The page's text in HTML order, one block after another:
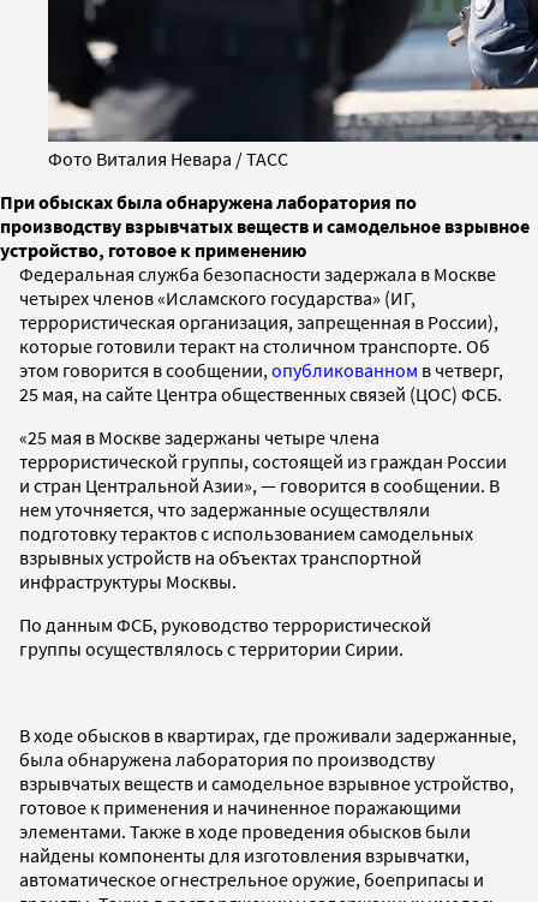
Фото Виталия Невара / ТАСС
При обысках была обнаружена лаборатория по
производству взрывчатых веществ и самодельное взрывное
устройство, готовое к применению
Федеральная служба безопасности задержала в Москве
четырех членов «Исламского государства» (ИГ,
террористическая организация, запрещенная в России),
которые готовили теракт на столичном транспорте. Об
этом говорится в сообщении, опубликованном в четверг,
25 мая, на сайте Центра общественных связей (ЦОС) ФСБ.
«25 мая в Москве задержаны четыре члена
террористической группы, состоящей из граждан России
и стран Центральной Азии», — говорится в сообщении. В
нем уточняется, что задержанные осуществляли
подготовку терактов с использованием самодельных
взрывных устройств на объектах транспортной
инфраструктуры Москвы.
По данным ФСБ, руководство террористической
группы осуществлялось с территории Сирии.
В ходе обысков в квартирах, где проживали задержанные,
была обнаружена лаборатория по производству
взрывчатых веществ и самодельное взрывное устройство,
готовое к применения и начиненное поражающими
элементами. Также в ходе проведения обысков были
найдены компоненты для изготовления взрывчатки,
автоматическое огнестрельное оружие, боеприпасы и